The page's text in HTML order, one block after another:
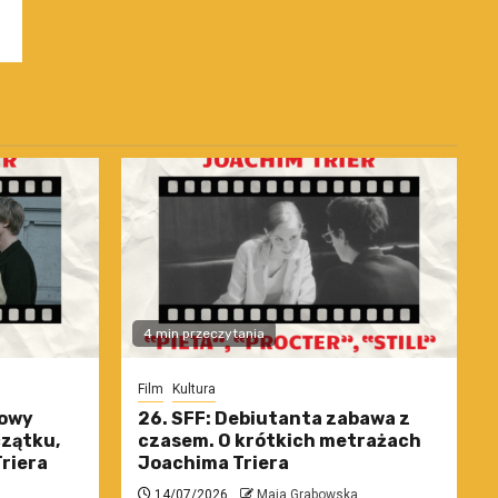
4 min przeczytania
Film Kultura
26. SFF: Debiutanta zabawa z
czasem. O krótkich metrażach
Joachima Triera
14/07/2026 Maja Grabowska